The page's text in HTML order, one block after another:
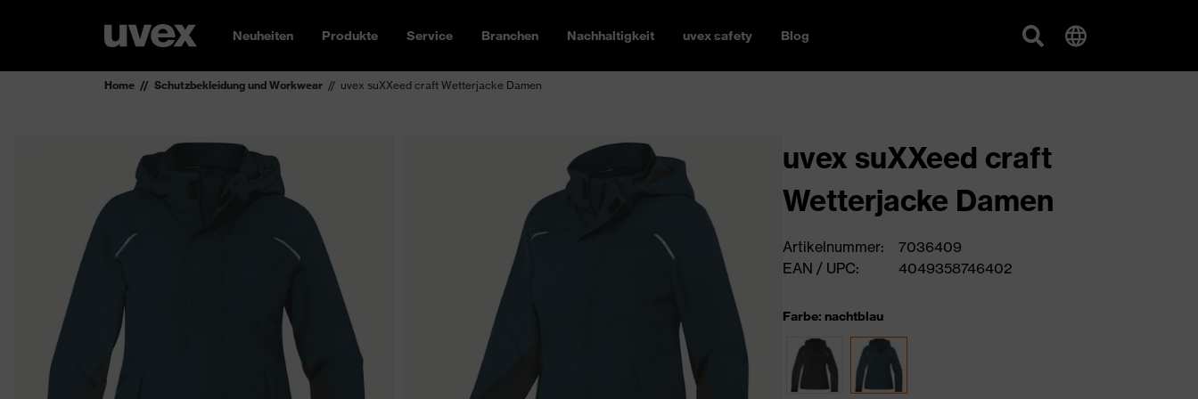
Neuheiten Produkte Service Branchen Nachhaltigkeit uvex safety Blog
Home Schutzbekleidung und Workwear uvex suXXeed craft Wetterjacke Damen
uvex suXXeed craft
Wetterjacke Damen
Artikelnummer:
7036409
EAN / UPC:
4049358746402
Farbe: nachtblau